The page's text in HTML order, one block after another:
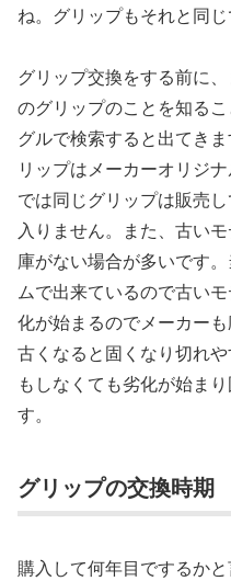
ね。グリップもそれと同じ
グリップ交換をする前に
のグリップのことを知る
グルで検索すると出てき
リップはメーカーオリジ
では同じグリップは販売
入りません。また、古い
庫がない場合が多いです
ムで出来ているので古い
化が始まるのでメーカー
古くなると固くなり切れ
もしなくても劣化が始ま
す。
グリップの交換時期
購入して何年目でするか